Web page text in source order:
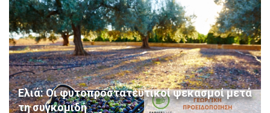
Ελιά: Οι φυτοπροστατευτικοί ψεκασμοί μετά
τη συγκομιδή